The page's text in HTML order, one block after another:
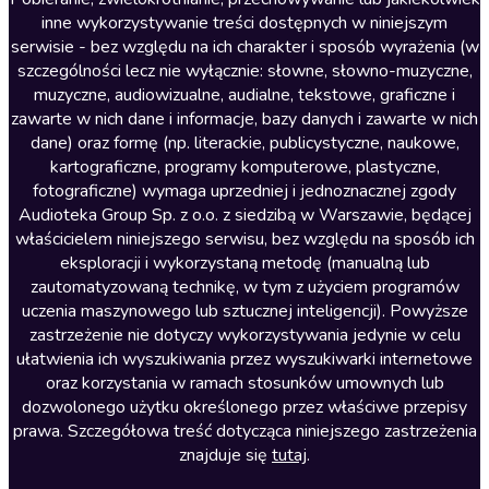
Literatura faktu
Literatura obyczajowa
Literatura piękna obca
Literatura piękna polska
Nagrania relaksacyjne
Nauka języków
Nauki humanistyczne
Podcasty i audycje
Polityka
Prasa
Religia
Romans
inne wykorzystywanie treści dostępnych w niniejszym
serwisie - bez względu na ich charakter i sposób wyrażenia (w
szczególności lecz nie wyłącznie: słowne, słowno-muzyczne,
muzyczne, audiowizualne, audialne, tekstowe, graficzne i
zawarte w nich dane i informacje, bazy danych i zawarte w nich
dane) oraz formę (np. literackie, publicystyczne, naukowe,
kartograficzne, programy komputerowe, plastyczne,
fotograficzne) wymaga uprzedniej i jednoznacznej zgody
Audioteka Group Sp. z o.o. z siedzibą w Warszawie, będącej
właścicielem niniejszego serwisu, bez względu na sposób ich
eksploracji i wykorzystaną metodę (manualną lub
zautomatyzowaną technikę, w tym z użyciem programów
uczenia maszynowego lub sztucznej inteligencji). Powyższe
zastrzeżenie nie dotyczy wykorzystywania jedynie w celu
ułatwienia ich wyszukiwania przez wyszukiwarki internetowe
oraz korzystania w ramach stosunków umownych lub
dozwolonego użytku określonego przez właściwe przepisy
prawa. Szczegółowa treść dotycząca niniejszego zastrzeżenia
znajduje się tutaj.